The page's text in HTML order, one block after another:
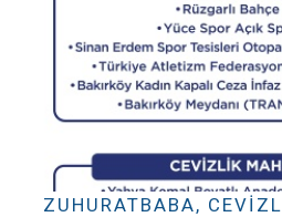
ZUHURATBABA,